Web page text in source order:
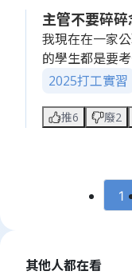
其他人都在看
接下文宣，也
的意願有很大
面已經拒絕過
是扇子等實用
主管不要碎碎
我現在在一家
的學生都是要
上課的社會人
本上就是處理
講話也完全不
直被標記，我
難的事，但光
2025打工實習
推6 廢2
1